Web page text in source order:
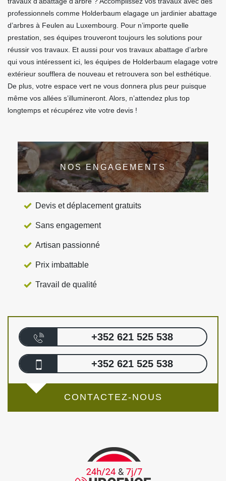
professionnels comme Holderbaum elagage un jardinier abattage
d’arbres à Feulen au Luxembourg. Pour n’importe quelle
prestation, ses équipes trouveront toujours les solutions pour
réussir vos travaux. Et aussi pour vos travaux abattage d’arbre
qui vous intéressent ici, les équipes de Holderbaum elagage votre
extérieur soufflera de nouveau et retrouvera son bel esthétique.
De plus, votre espace vert ne vous donnera plus peur puisque
même vos allées s’illumineront. Alors, n’attendez plus top
longtemps et récupérez vite votre devis !
NOS ENGAGEMENTS
Devis et déplacement gratuits
Sans engagement
Artisan passionné
Prix imbattable
Travail de qualité
+352 621 525 538
+352 621 525 538
CONTACTEZ-NOUS